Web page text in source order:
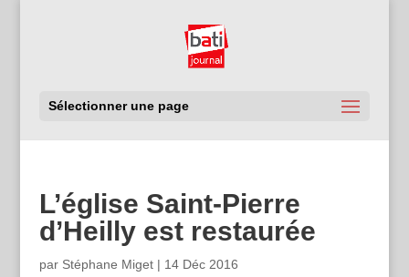
Sélectionner une page
L’église Saint-Pierre
d’Heilly est restaurée
par Stéphane Miget| 14 Déc 2016